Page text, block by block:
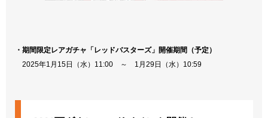
・期間限定レアガチャ「レッドバスターズ」開催期間（予定）
2025年1月15日（水）11:00 ～ 1月29日（水）10:59